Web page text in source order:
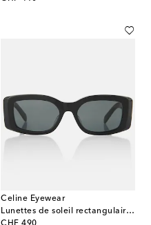
Celine Eyewear
Lunettes de soleil rectangulaires Triomphe XL 01
CHF 490
original price